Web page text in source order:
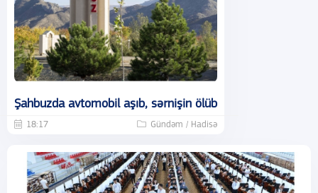
Şahbuzda avtomobil aşıb, sərnişin ölüb
18:17 Gündəm / Hadisə